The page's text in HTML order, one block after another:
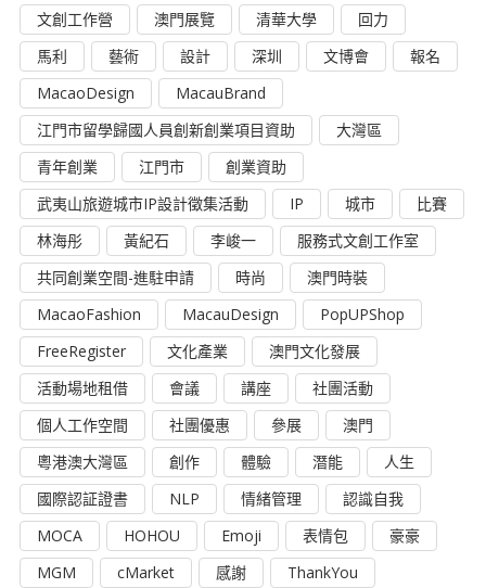
文創工作營
澳門展覽 清華大學
回力
馬利
藝術 設計 深圳 文博會
報名
MacaoDesign
MacauBrand
江門市留學歸國人員創新創業項目資助
大灣區
青年創業
江門市
創業資助
武夷山旅遊城市IP設計徵集活動
IP 城市
比賽
林海彤
黃紀石 李峻一
服務式文創工作室
共同創業空間-進駐申請
時尚
澳門時裝
MacaoFashion
MacauDesign
PopUPShop
FreeRegister
文化產業
澳門文化發展
活動場地租借
會議 講座
社團活動
個人工作空間
社團優惠 參展
澳門
粵港澳大灣區
創作 體驗 潛能
人生
國際認証證書
NLP 情緒管理
認識自我
MOCA
HOHOU Emoji 表情包
豪豪
MGM
cMarket 感謝
ThankYou